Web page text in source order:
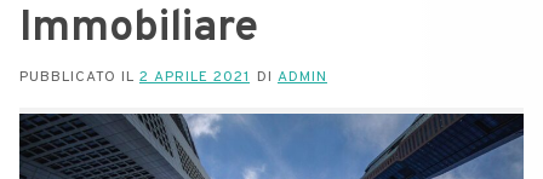
Immobiliare
PUBBLICATO IL 2 APRILE 2021 DI ADMIN